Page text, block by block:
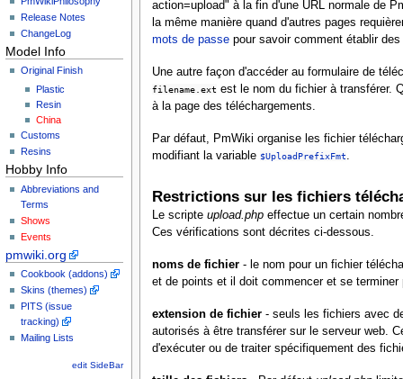
Release Notes
ChangeLog
Model Info
Original Finish
Plastic
Resin
China
Customs
Resins
Hobby Info
Abbreviations and
Terms
Shows
Events
pmwiki.org
Cookbook (addons)
Skins (themes)
PITS (issue
tracking)
Mailing Lists
edit SideBar
action=upload" à la fin d'une URL normale de
la même manière quand d'autres pages
mots de passepour savoir comment établir
Une autre façon d'accéder au formulaire de
filename.ext est le nom du fichier à transférer.
à la page des téléchargements.
Par défaut, PmWiki organise les fichier
modifiant la variable $UploadPrefixFmt.
Restrictions sur les fichiers
Le scripte upload.phpeffectue un certain
Ces vérifications sont décrites ci-dessous.
noms de fichier- le nom pour un fichier
et de points et il doit commencer et se terminer
extension de fichier- seuls les fichiers avec
autorisés à être transférer sur le serveur web.
d'exécuter ou de traiter spécifiquement des